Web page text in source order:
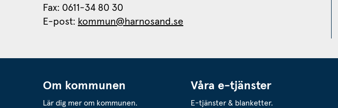
Fax: 0611-34 80 30
E-post: kommun@harnosand.se
Om kommunen
Lär dig mer om kommunen.
Våra e-tjänster
E-tjänster & blanketter.